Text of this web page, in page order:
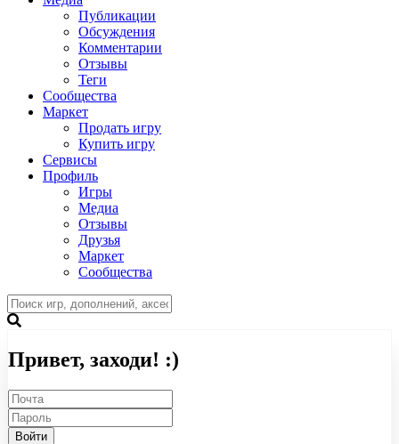
Публикации
Обсуждения
Комментарии
Отзывы
Теги
Сообщества
Маркет
Продать игру
Купить игру
Сервисы
Профиль
Игры
Медиа
Отзывы
Друзья
Маркет
Сообщества
Привет, заходи! :)
Войти